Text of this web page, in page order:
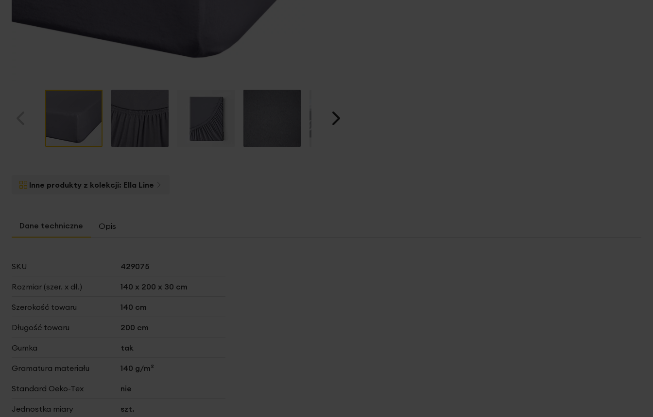
początek
galerii
Inne produkty z kolekcji: Ella Line
Opis
Więcej
SKU 429075
Rozmiar (szer. x dł.) 140 x 200 x 30 cm
Szerokość towaru 140 cm
Długość towaru 200 cm
Gumka tak
Gramatura materiału 140 g/m²
Standard Oeko-Tex nie
Jednostka miary szt.